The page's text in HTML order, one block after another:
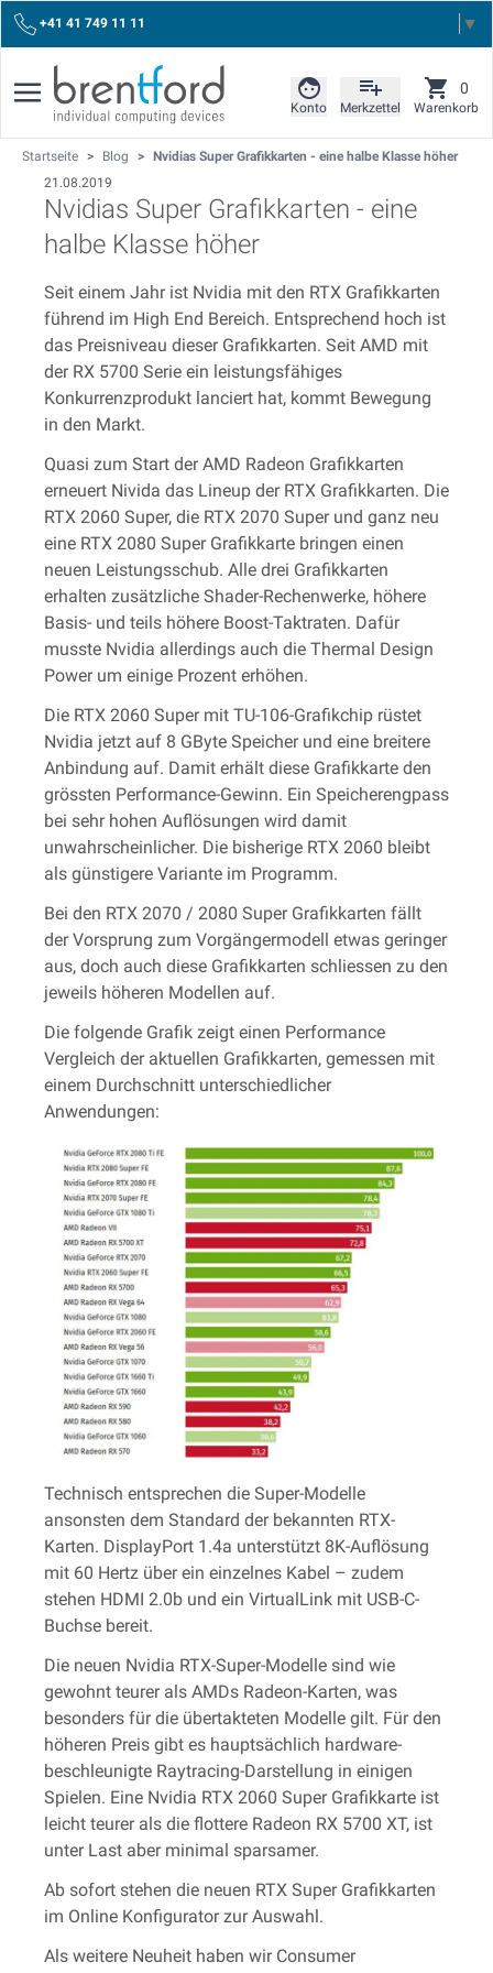
+41 41 749 11 11 ▼
Konto Merkzettel Warenkorb
0
Startseite > Blog >
Nvidias Super Grafikkarten - eine halbe Klasse höher
21.08.2019
Nvidias Super Grafikkarten - eine
halbe Klasse höher
Seit einem Jahr ist Nvidia mit den RTX Grafikkarten
führend im High End Bereich. Entsprechend hoch ist
das Preisniveau dieser Grafikkarten. Seit AMD mit
der RX 5700 Serie ein leistungsfähiges
Konkurrenzprodukt lanciert hat, kommt Bewegung
in den Markt.
Quasi zum Start der AMD Radeon Grafikkarten
erneuert Nivida das Lineup der RTX Grafikkarten. Die
RTX 2060 Super, die RTX 2070 Super und ganz neu
eine RTX 2080 Super Grafikkarte bringen einen
neuen Leistungsschub. Alle drei Grafikkarten
erhalten zusätzliche Shader-Rechenwerke, höhere
Basis- und teils höhere Boost-Taktraten. Dafür
musste Nvidia allerdings auch die Thermal Design
Power um einige Prozent erhöhen.
Die RTX 2060 Super mit TU-106-Grafikchip rüstet
Nvidia jetzt auf 8 GByte Speicher und eine breitere
Anbindung auf. Damit erhält diese Grafikkarte den
grössten Performance-Gewinn. Ein Speicherengpass
bei sehr hohen Auflösungen wird damit
unwahrscheinlicher. Die bisherige RTX 2060 bleibt
als günstigere Variante im Programm.
Bei den RTX 2070 / 2080 Super Grafikkarten fällt
der Vorsprung zum Vorgängermodell etwas geringer
aus, doch auch diese Grafikkarten schliessen zu den
jeweils höheren Modellen auf.
Die folgende Grafik zeigt einen Performance
Vergleich der aktuellen Grafikkarten, gemessen mit
einem Durchschnitt unterschiedlicher
Anwendungen:
Technisch entsprechen die Super-Modelle
ansonsten dem Standard der bekannten RTX-
Karten. DisplayPort 1.4a unterstützt 8K-Auflösung
mit 60 Hertz über ein einzelnes Kabel – zudem
stehen HDMI 2.0b und ein VirtualLink mit USB-C-
Buchse bereit.
Die neuen Nvidia RTX-Super-Modelle sind wie
gewohnt teurer als AMDs Radeon-Karten, was
besonders für die übertakteten Modelle gilt. Für den
höheren Preis gibt es hauptsächlich hardware-
beschleunigte Raytracing-Darstellung in einigen
Spielen. Eine Nvidia RTX 2060 Super Grafikkarte ist
leicht teurer als die flottere Radeon RX 5700 XT, ist
unter Last aber minimal sparsamer.
Ab sofort stehen die neuen RTX Super Grafikkarten
im Online Konfigurator zur Auswahl.
Als weitere Neuheit haben wir Consumer